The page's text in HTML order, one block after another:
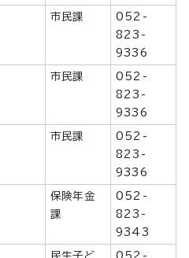
市民課
052-
823-
9336
市民課
052-
823-
9336
市民課
052-
823-
9336
保険年金
課
052-
823-
9343